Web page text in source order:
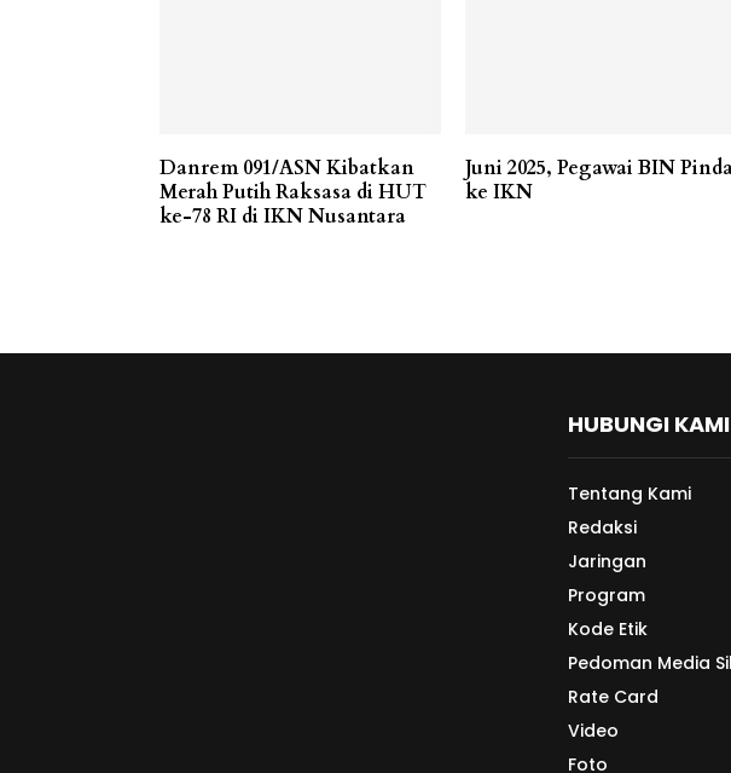
Danrem 091/ASN Kibatkan
Merah Putih Raksasa di HUT
ke-78 RI di IKN Nusantara
Juni 2025, Pegawai BIN
ke IKN
HUBUNGI KAMI
Tentang Kami
Redaksi
Jaringan
Program
Kode Etik
Pedoman Media
Rate Card
Video
Foto